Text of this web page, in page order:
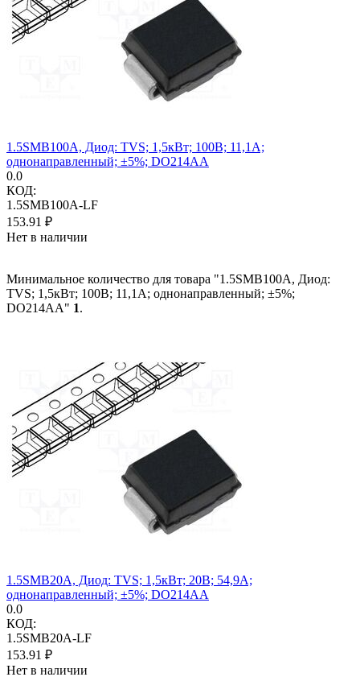
1.5SMB100A, Диод: TVS; 1,5кВт; 100В; 11,1А;
однонаправленный; ±5%; DO214AA
0.0
КОД:
1.5SMB100A-LF
153.91 ₽
Нет в наличии
Минимальное количество для товара "1.5SMB100A, Диод:
TVS; 1,5кВт; 100В; 11,1А; однонаправленный; ±5%;
DO214AA" 1.
1.5SMB20A, Диод: TVS; 1,5кВт; 20В; 54,9А;
однонаправленный; ±5%; DO214AA
0.0
КОД:
1.5SMB20A-LF
153.91 ₽
Нет в наличии